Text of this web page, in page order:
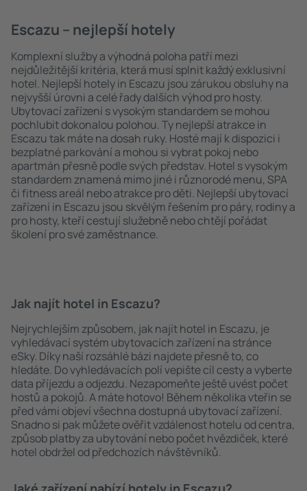
Escazu – nejlepší hotely
Komplexní služby a výhodná poloha patří mezi
nejdůležitější kritéria, která musí splnit každý exklusivní
hotel. Nejlepší hotely in Escazu jsou zárukou obsluhy na
nejvyšší úrovni a celé řady dalších výhod pro hosty.
Ubytovací zařízení s vysokým standardem se mohou
pochlubit dokonalou polohou. Ty nejlepší atrakce in
Escazu tak máte na dosah ruky. Hosté mají k dispozici i
bezplatné parkování a mohou si vybrat pokoj nebo
apartmán přesně podle svých představ. Hotel s vysokým
standardem znamená mimo jiné i různorodé menu, SPA
či fitness areál nebo atrakce pro děti. Nejlepší ubytovací
zařízení in Escazu jsou skvělým řešením pro páry, rodiny a
pro hosty, kteří cestují služebně nebo chtějí pořádat
školení pro své zaměstnance.
Jak najít hotel in Escazu?
Nejrychlejším způsobem, jak najít hotel in Escazu, je
vyhledávací systém ubytovacích zařízení na stránce
eSky. Díky naší rozsáhlé bázi najdete přesně to, co
hledáte. Do vyhledávacích polí vepište cíl cesty a vyberte
data příjezdu a odjezdu. Nezapomeňte ještě uvést počet
hostů a pokojů. A máte hotovo! Během několika vteřin se
před vámi objeví všechna dostupná ubytovací zařízení.
Snadno si pak můžete ověřit vzdálenost hotelu od centra,
způsob platby za ubytování nebo počet hvězdiček, které
hotel obdržel od předchozích návštěvníků.